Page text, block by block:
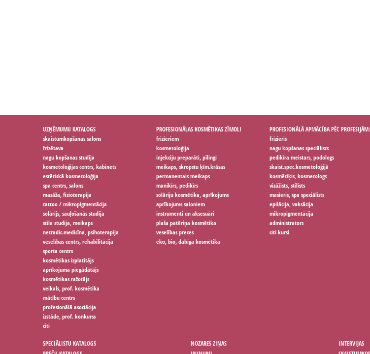
UZŅĒMUMU KATALOGS
skaistumkopšanas salons
frizētava
nagu kopšanas studija
kosmetoloģijas centrs, kabinets
estētiskā kosmetoloģija
spa centrs, salons
masāža, fizioterapija
tattoo / mikropigmentācija
solārijs, sauļošanās studija
stila studija, meikaps
netradic.medicīna, psihoterapija
veselības centrs, rehabilitācija
sporta centrs
kosmētikas izplatītājs
aprīkojuma piegādātājs
kosmētikas ražotājs
veikals, prof. kosmētika
mācību centrs
profesionālā asociācija
izstāde, prof. konkurss
citi
PROFESIONĀLAS KOSMĒTIKAS ZĪMOLI
frizieriem
kosmetoloģija
injekciju preparāti, pīlingi
meikaps, skropstu ķīm.krāsas
permanentais meikaps
manikīrs, pedikīrs
solāriju kosmētika, aprīkojums
aprīkojums saloniem
instrumenti un aksesuāri
plaša patēriņa kosmētika
veselības preces
eko, bio, dabīga kosmētika
PROFESIONĀLĀ APMĀCĪBA PĒC PROFESIJĀM:
frizieris
nagu kopšanas speciālists
pedikīra meistars, podologs
skaist.spec.kosmetoloģijā
kosmētiķis, kosmetologs
vizāžists, stilists
masieris, spa speciālists
epilācija, vaksācija
mikropigmentācija
administrators
citi kursi
SPECIĀLISTU KATALOGS
NOZARES ZIŅAS
INTERVIJAS